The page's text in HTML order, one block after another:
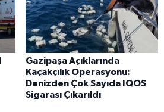
Gazipaşa Açıklarında
Kaçakçılık Operasyonu:
Denizden Çok Sayıda IQOS
Sigarası Çıkarıldı